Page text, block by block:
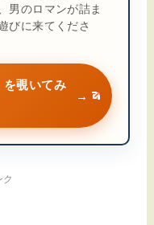
男のロマンが詰ま
びに来てくださ
覗いてみ
→
ク